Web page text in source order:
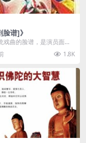
脸谱]》
戏曲的脸谱，是演员面部
种程式。一般应用干净、
，其中各种...
1.8K